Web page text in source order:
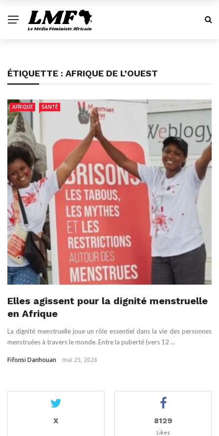
ÉTIQUETTE : AFRIQUE DE L’OUEST
AFRIQUE SANTÉ
Elles agissent pour la dignité menstruelle
en Afrique
La dignité menstruelle joue un rôle essentiel dans la vie des personnes
menstruées à travers le monde. Entre la puberté (vers 12 ...
Fifonsi Danhouan mai 25, 2026
X 8129
Likes